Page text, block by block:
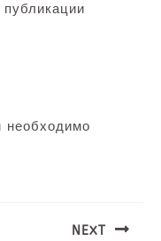
необходимо
NEXT